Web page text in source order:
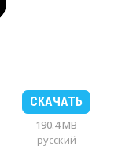
СКАЧАТЬ
190.4 MB
русский